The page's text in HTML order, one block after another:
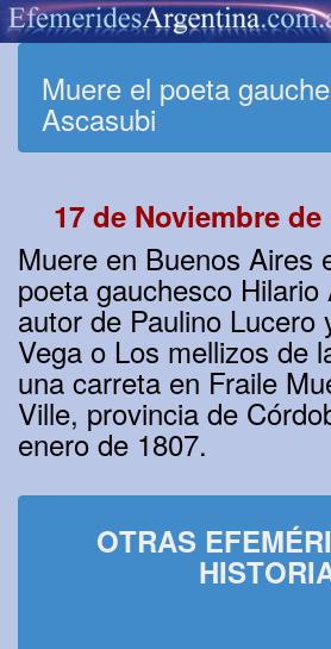
Muere el poeta
Ascasubi
17 de Noviembre de
Muere en Buenos Aires
poeta gauchesco Hilario
autor de Paulino Lucero
Vega o Los mellizos de
una carreta en Fraile
Ville, provincia de
enero de 1807.
OTRAS